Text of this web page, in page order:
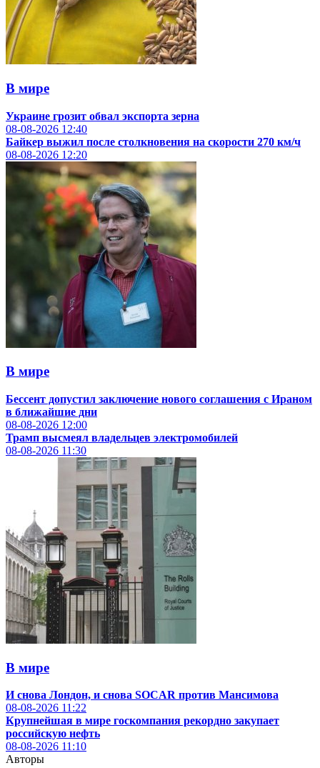
В мире
Украине грозит обвал экспорта зерна
08-08-2026 12:40
Байкер выжил после столкновения на скорости 270 км/ч
08-08-2026 12:20
В мире
Бессент допустил заключение нового соглашения с Ираном
в ближайшие дни
08-08-2026 12:00
Трамп высмеял владельцев электромобилей
08-08-2026 11:30
В мире
И снова Лондон, и снова SOCAR против Мансимова
08-08-2026 11:22
Крупнейшая в мире госкомпания рекордно закупает
российскую нефть
08-08-2026 11:10
Авторы